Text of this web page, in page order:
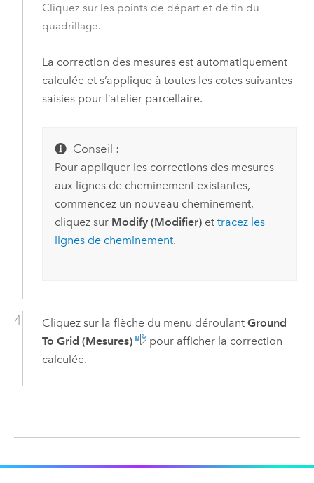
Cliquez sur les points de départ et de fin du
quadrillage.
La correction des mesures est automatiquement
calculée et s’applique à toutes les cotes suivantes
saisies pour l’atelier parcellaire.
Conseil :
Pour appliquer les corrections des mesures
aux lignes de cheminement existantes,
commencez un nouveau cheminement,
cliquez sur Modify (Modifier)et tracez les
lignes de cheminement.
Cliquez sur la flèche du menu déroulant Ground
To Grid (Mesures)
pour afficher la correction
calculée.